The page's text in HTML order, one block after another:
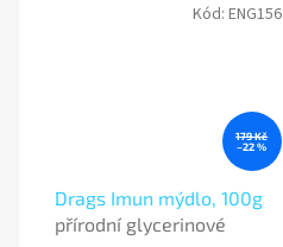
179 Kč
–22 %
Drags Imun mýdlo, 100g
přírodní glycerinové
Kód: ENG156